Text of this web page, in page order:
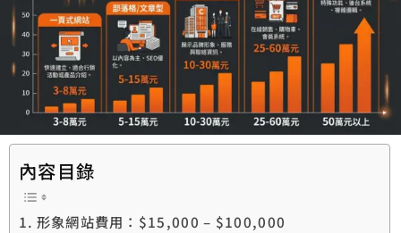
內容目錄
形象網站費用：$15,000 – $100,000